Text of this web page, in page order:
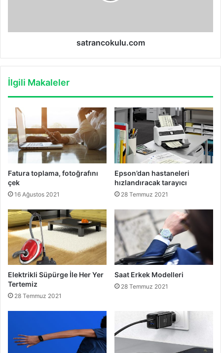
satrancokulu.com
İlgili Makaleler
Fatura toplama, fotoğrafını
çek
16 Ağustos 2021
Epson’dan hastaneleri
hızlandıracak tarayıcı
28 Temmuz 2021
Elektrikli Süpürge İle Her Yer
Tertemiz
28 Temmuz 2021
Saat Erkek Modelleri
28 Temmuz 2021